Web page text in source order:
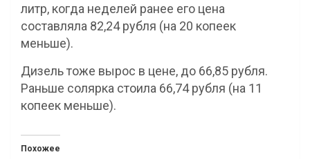
литр, когда неделей ранее его цена
составляла 82,24 рубля (на 20 копеек
меньше).
Дизель тоже вырос в цене, до 66,85 рубля.
Раньше солярка стоила 66,74 рубля (на 11
копеек меньше).
Похожее